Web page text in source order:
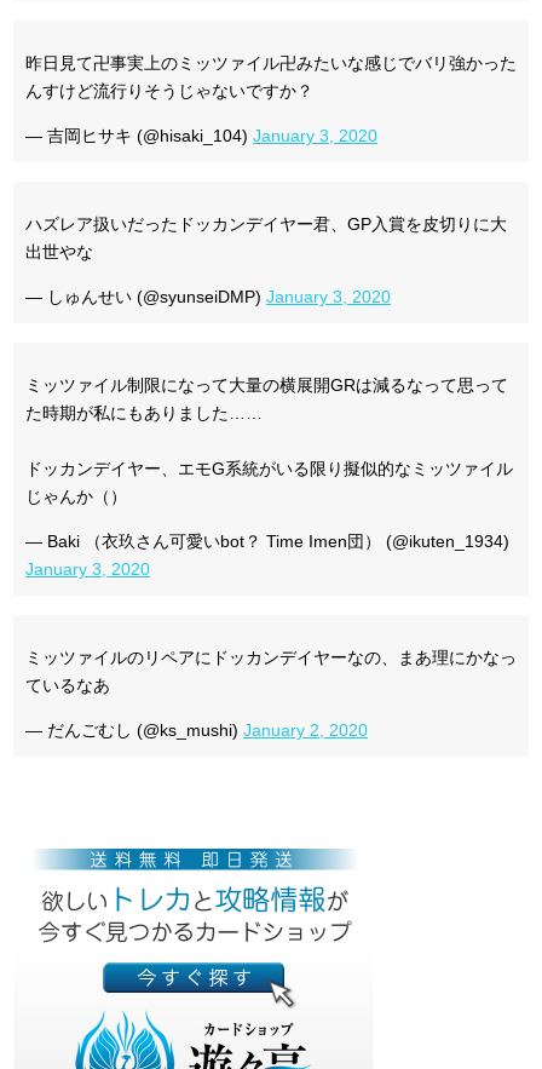
昨日見て卍事実上のミッツァイル卍みたいな感じでバリ強かった
んすけど流行りそうじゃないですか？
— 吉岡ヒサキ (@hisaki_104) January 3, 2020
ハズレア扱いだったドッカンデイヤー君、GP入賞を皮切りに大
出世やな
— しゅんせい (@syunseiDMP) January 3, 2020
ミッツァイル制限になって大量の横展開GRは減るなって思って
た時期が私にもありました……
ドッカンデイヤー、エモG系統がいる限り擬似的なミッツァイル
じゃんか（）
— Baki （衣玖さん可愛いbot？ Time Imen団） (@ikuten_1934)
January 3, 2020
ミッツァイルのリペアにドッカンデイヤーなの、まあ理にかなっ
ているなあ
— だんごむし (@ks_mushi) January 2, 2020